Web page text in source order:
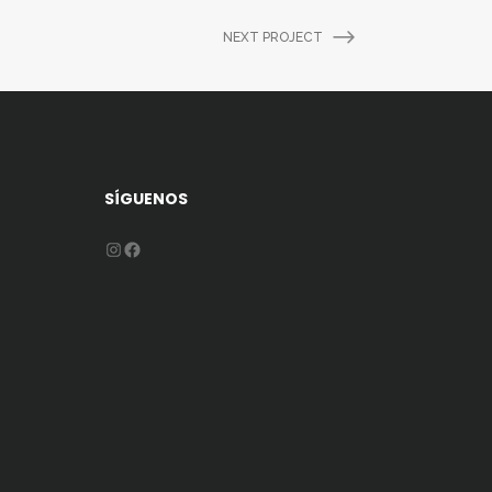
NEXT PROJECT
SÍGUENOS
Instagram
Facebook